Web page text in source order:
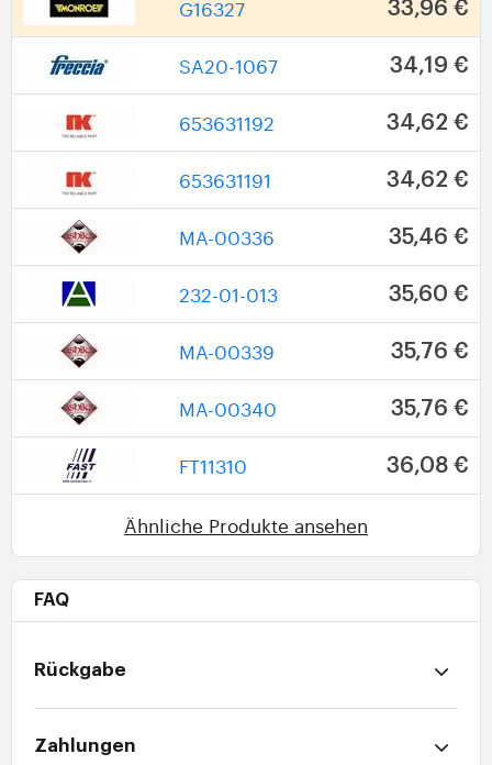
G16327 33,96 €
SA20-1067 34,19 €
653631192 34,62 €
653631191 34,62 €
MA-00336 35,46 €
232-01-013 35,60 €
MA-00339 35,76 €
MA-00340 35,76 €
FT11310 36,08 €
Ähnliche Produkte ansehen
FAQ
Rückgabe
Zahlungen